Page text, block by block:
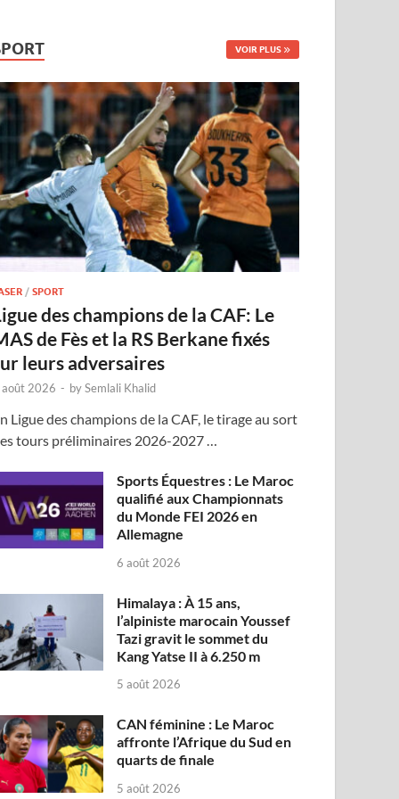
VOIR PLUS
/SPORT
des champions de la CAF: Le
de Fès et la RS Berkane fixés
leurs adversaires
2026 - bySemlali Khalid
Ligue des champions de la CAF, le tirage au sort
tours préliminaires 2026-2027 …
Sports Équestres : Le Maroc
qualifié aux Championnats
du Monde FEI 2026 en
Allemagne
6 août 2026
Himalaya : À 15 ans,
l’alpiniste marocain Youssef
Tazi gravit le sommet du
Kang Yatse II à 6.250 m
5 août 2026
CAN féminine : Le Maroc
affronte l’Afrique du Sud en
quarts de finale
5 août 2026